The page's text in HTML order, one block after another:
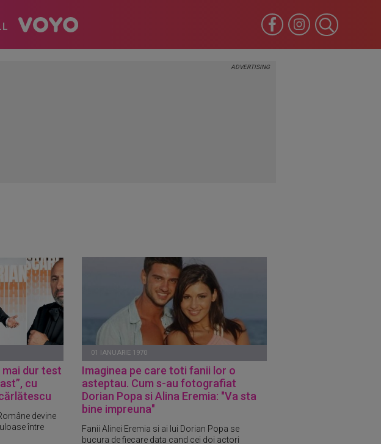
mai dur test
cu
devine
între
01 IANUARIE 1970
Imaginea pe care toti fanii lor o
asteptau. Cum s-au fotografiat
Dorian Popa si Alina Eremia: "Va sta
bine impreuna"
Fanii Alinei Eremia si ai lui Dorian Popa se
bucura de fiecare data cand cei doi actori